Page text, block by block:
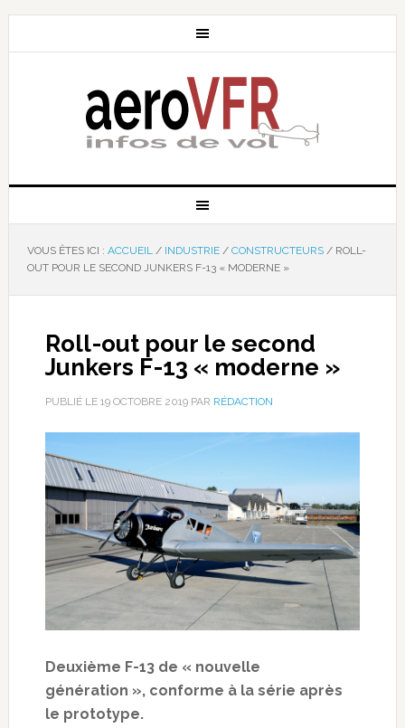
VOUS ÊTES ICI : ACCUEIL / INDUSTRIE / CONSTRUCTEURS /ROLL-
OUT POUR LE SECOND JUNKERS F-13 « MODERNE »
Roll-out pour le second
Junkers F-13 « moderne »
PUBLIÉ LE 19 OCTOBRE 2019PAR RÉDACTION
Deuxième F-13 de « nouvelle
génération », conforme à la série après
le prototype.